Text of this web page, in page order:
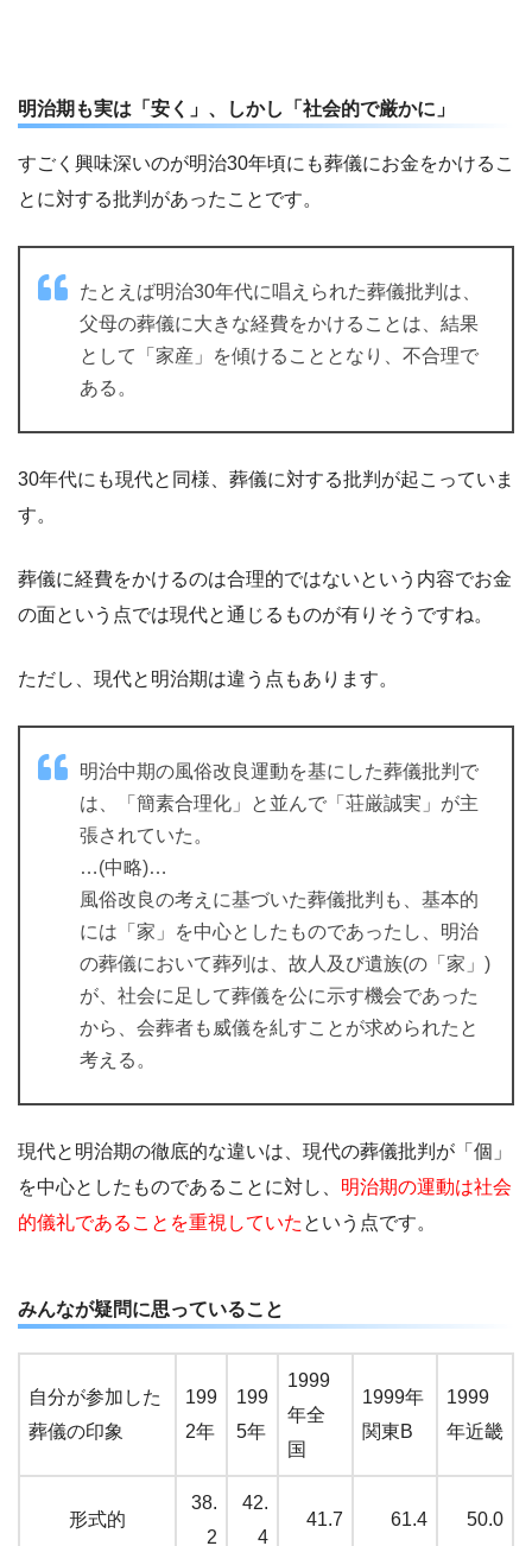
明治期も実は「安く」、しかし「社会的で厳かに」
すごく興味深いのが明治30年頃にも葬儀にお金をかけるこ
とに対する批判があったことです。
たとえば明治30年代に唱えられた葬儀批判は、
父母の葬儀に大きな経費をかけることは、結果
として「家産」を傾けることとなり、不合理で
ある。
30年代にも現代と同様、葬儀に対する批判が起こっていま
す。
葬儀に経費をかけるのは合理的ではないという内容でお金
の面という点では現代と通じるものが有りそうですね。
ただし、現代と明治期は違う点もあります。
明治中期の風俗改良運動を基にした葬儀批判で
は、「簡素合理化」と並んで「荘厳誠実」が主
張されていた。
…(中略)…
風俗改良の考えに基づいた葬儀批判も、基本的
には「家」を中心としたものであったし、明治
の葬儀において葬列は、故人及び遺族(の「家」)
が、社会に足して葬儀を公に示す機会であった
から、会葬者も威儀を糺すことが求められたと
考える。
現代と明治期の徹底的な違いは、現代の葬儀批判が「個」
を中心としたものであることに対し、 明治期の運動は社会
的儀礼であることを重視していた という点です。
みんなが疑問に思っていること
自分が参加した
葬儀の印象
199
2年
199
5年
1999
年全
国
1999年
関東B
1999
年近畿
形式的
38.
2
42.
4
41.7 61.4 50.0